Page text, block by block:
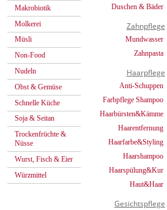
Makrobiotik
Molkerei
Müsli
Non-Food
Nudeln
Obst & Gemüse
Schnelle Küche
Soja & Seitan
Trockenfrüchte &
Nüsse
Wurst, Fisch & Eier
Würzmittel
Duschen & Bäder
Zahnpflege
Mundwasser
Zahnpasta
Haarpflege
Anti-Schuppen
Farbpflege Shampoo
Haarbürsten&Kämme
Haarentfernung
Haarfarbe&Styling
Haarshampoo
Haarspülung&Kur
Haut&Haar
Gesichtspflege